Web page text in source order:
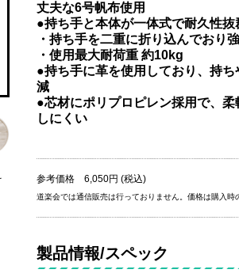
丈夫な6号帆布使用
●持ち手と本体が一体式で耐久性抜
・持ち手を二重に折り込んでおり
・使用最大耐荷重 約10kg
●持ち手に革を使用しており、持
減
●芯材にポリプロピレン採用で、
しにくい
参考価格 6,050円 (税込)
道楽会では通信販売は行っておりません。価格は購入時
製品情報/スペック